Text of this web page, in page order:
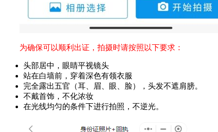
为确保可以顺利出证，拍摄时请按照以下要求：
头部居中，眼睛平视镜头
站在白墙前，穿着深色有领衣服
完全露出五官（耳、眉、眼、脸），头发不遮肩膀。
不戴首饰，不化浓妆
在光线均匀的条件下进行拍照，不逆光。